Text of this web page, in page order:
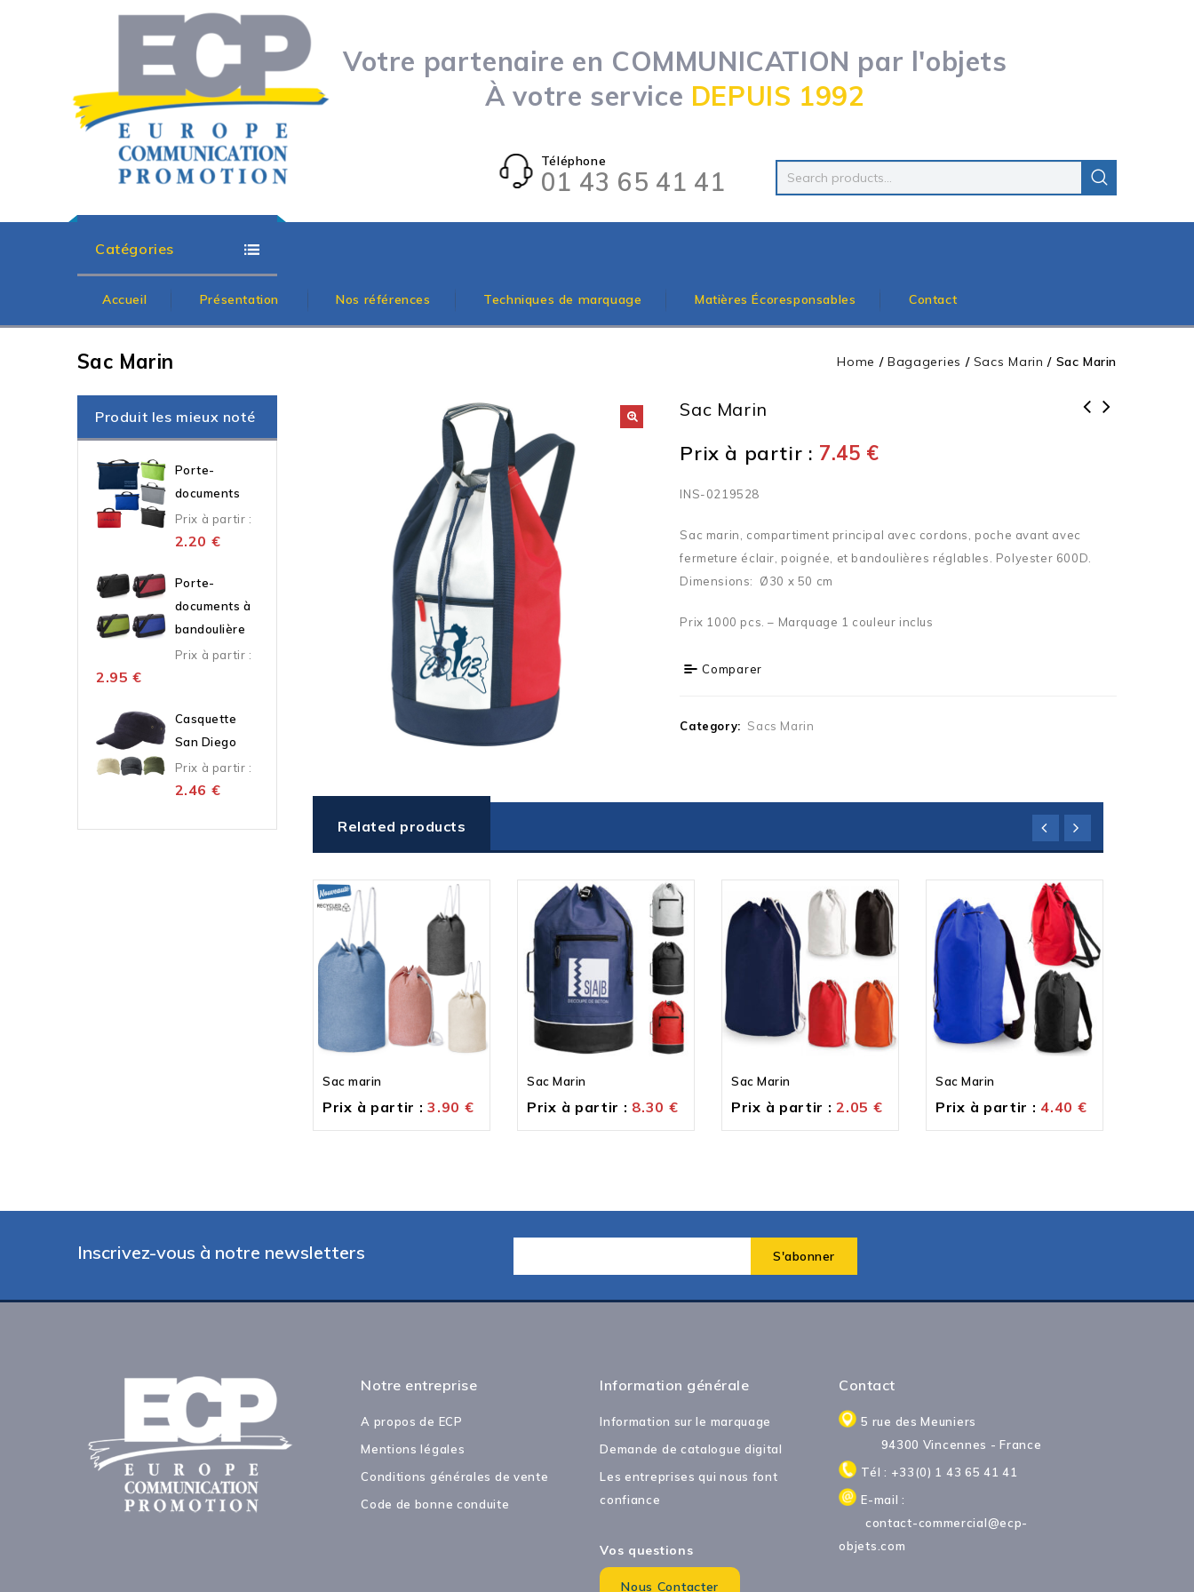
Votre partenaire en COMMUNICATION par l'objets
À votre service DEPUIS 1992
Téléphone
01 43 65 41 41
Catégories
Accueil Présentation Nos références Techniques de marquage Matières Écoresponsables Contact
Sac Marin Home / Bagageries / Sacs Marin / Sac Marin
Sac Marin
Prix à partir : 7.45 €
INS-0219528
Sac marin, compartiment principal avec cordons, poche avant avec
fermeture éclair, poignée, et bandoulières réglables. Polyester 600D.
Dimensions: Ø30 x 50 cm
Prix 1000 pcs. – Marquage 1 couleur inclus
Comparer
Category: Sacs Marin
Related products
Sac marin
Prix à partir : 3.90 €
Sac Marin
Prix à partir : 8.30 €
Sac Marin
Prix à partir : 2.05 €
Sac Marin
Prix à partir : 4.40 €
Produit les mieux noté
Porte-
documents
Prix à partir :
2.20 €
Porte-
documents à
bandoulière
Prix à partir :
2.95 €
Casquette
San Diego
Prix à partir :
2.46 €
Inscrivez-vous à notre newsletters
Notre entreprise
A propos de ECP
Mentions légales
Conditions générales de vente
Code de bonne conduite
Information générale
Information sur le marquage
Demande de catalogue digital
Les entreprises qui nous font
confiance
Vos questions
Nous Contacter
Contact
5 rue des Meuniers
94300 Vincennes - France
Tél : +33(0) 1 43 65 41 41
E-mail :
contact-commercial@ecp-
objets.com